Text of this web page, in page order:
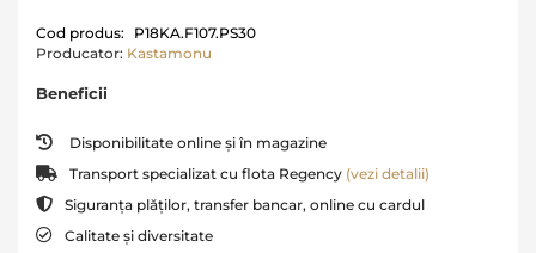
Cod produs:
P18KA.F107.PS30
Producator: Kastamonu
Beneficii
Disponibilitate online și în magazine
Transport specializat cu flota Regency (vezi detalii)
Siguranța plăților, transfer bancar, online cu cardul
Calitate și diversitate